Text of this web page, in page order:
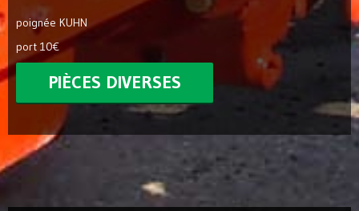
poignée KUHN
port 10€
PIÈCES DIVERSES